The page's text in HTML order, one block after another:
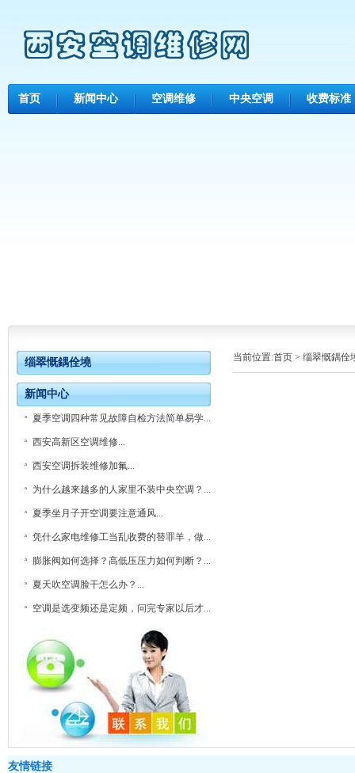
首页 新闻中心 空调维修 中央空调 收费标准
缁翠慨鍝佺墝
新闻中心
夏季空调四种常见故障自检方法简单易学...
西安高新区空调维修...
西安空调拆装维修加氟...
为什么越来越多的人家里不装中央空调？...
夏季坐月子开空调要注意通风...
凭什么家电维修工当乱收费的替罪羊，做...
膨胀阀如何选择？高低压压力如何判断？...
夏天吹空调脸干怎么办？...
空调是选变频还是定频，问完专家以后才...
当前位置:首页 > 缁翠慨鍝佺
友情链接